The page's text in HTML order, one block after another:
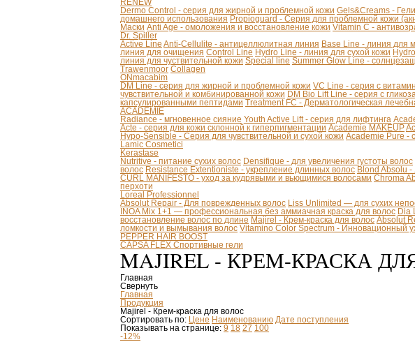
RENEW
Dermo Control - серия для жирной и проблемной кожи Gels&Creams -
домашнего использования Propioguard - Серия для проблемной кожи
Маски Anti Age - омоложения и восстановление кожи Vitamin C -
Dr. Spiller
Active Line Anti-Cellulite - антицеллюлитная линия Base Line - линия для
линия для очищения Control Line Hydro Line - линия для сухой кожи
линия для чуствительной кожи Special line Summer Glow Line -
Trawenmoor Collagen
ONmacabim
DM Line - серия для жирной и проблемной кожи VC Line - серия с
чувствительной и комбинированной кожи DM Bio Lift Line - cерия с
капсулированными пептидами Treatment FC - Дерматологическая
ACADEMIE
Radiance - мгновенное сияние Youth Active Lift - серия для лифтинга
Acte - серия для кожи склонной к гиперпигментации Academie MAKEUP
Hypo-Sensible - Серия для чувствительной и сухой кожи Academie Pure -
Lamic Cosmetici
Kerastase
Nutritive - питание сухих волос Densifique - для увеличения густоты волос
волос Resistance Extentioniste - укрепление длинных волос Blond Absolu
CURL MANIFESTO - уход за кудрявыми и вьющимися волосами Chroma
перхоти
Loreal Professionnel
Absolut Repair - Для поврежденных волос Liss Unlimited — для сухих
INOA Mix 1+1 — профессиональная без аммиачная краска для волос Dia
восстановление волос по длине Majirel - Крем-краска для волос Absolut
ломкости и вымывания волос Vitamino Color Spectrum - Инновационный
PEPPER HAIR BOOST
CAPSA FLEX Спортивные гели
MAJIREL - КРЕМ-КРАСКА
Главная
Свернуть
Главная
Продукция
Majirel - Крем-краска для волос
Сортировать по: Цене Наименованию Дате поступления
Показывать на странице: 9 18 27 100
-12%